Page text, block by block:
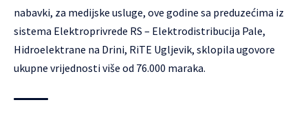
nabavki, za medijske usluge, ove godine sa preduzećima iz
sistema Elektroprivrede RS – Elektrodistribucija Pale,
Hidroelektrane na Drini, RiTE Ugljevik, sklopila ugovore
ukupne vrijednosti više od 76.000 maraka.